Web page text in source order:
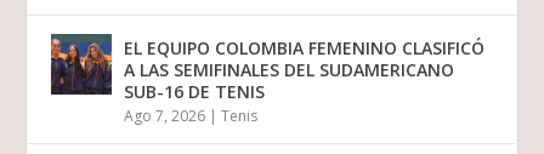
EL EQUIPO COLOMBIA FEMENINO CLASIFICÓ
A LAS SEMIFINALES DEL SUDAMERICANO
SUB-16 DE TENIS
Ago 7, 2026 |Tenis